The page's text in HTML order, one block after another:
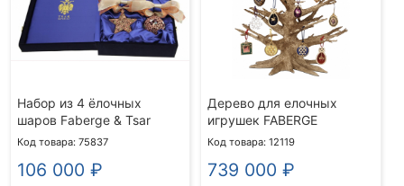
Набор из 4 ёлочных
шаров Faberge & Tsar
Код товара: 75837
106 000 ₽
Дерево для елочных
игрушек FABERGE
Код товара: 12119
739 000 ₽